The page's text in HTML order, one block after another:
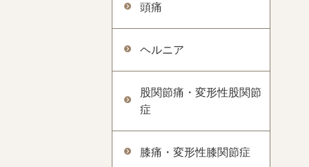
頭痛
ヘルニア
股関節痛・変形性股関節
症
膝痛・変形性膝関節症